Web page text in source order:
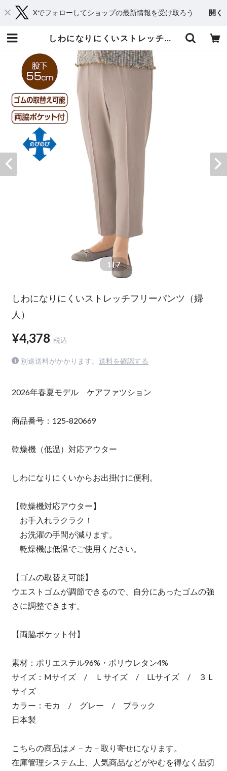
Xでフォローしてショップの最新情報を受け取ろう 開く
しわになりにくいストレッチフリーパンツ（婦人） | おしゃれシニアの衣料品店 コタケ
1 | 7
しわになりにくいストレッチフリーパンツ（婦
人）
¥4,378 税込
別途送料がかかります。 送料を確認する
2026年春夏モデル ケアファツション
商品番号：125-820669
乾燥機（低温）対応アウター
しわになりにくいからお出掛けに便利。
【乾燥機対応アウター】
お手入れラクラク！
お洗濯の手間が減ります。
乾燥機は低温でご使用ください。
【ゴムの取替え可能】
ウエストゴムが調節できるので、自分にあったゴムの強
さに調整できます。
【両脇ポケット付】
素材：ポリエステル96%・ポリウレタン4%
サイズ：Mサイズ / Ｌサイズ / LLサイズ / ３Ｌ
サイズ
カラー：モカ / グレー / ブラック
日本製
こちらの商品はメ－カ－取り寄せになります。
在庫管理システム上、人気商品などがやむを得なく品切